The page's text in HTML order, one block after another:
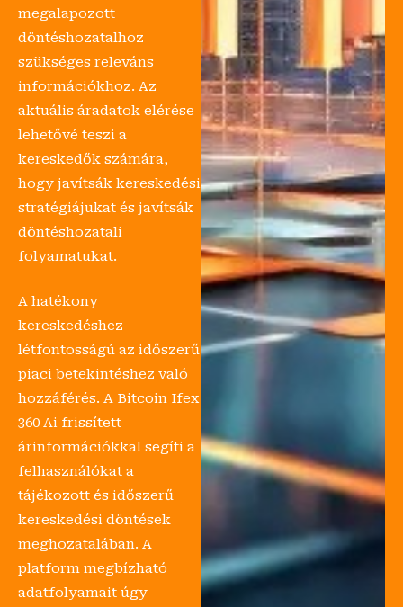
megalapozott
döntéshozatalhoz
szükséges releváns
információkhoz. Az
aktuális áradatok elérése
lehetővé teszi a
kereskedők számára,
hogy javítsák kereskedési
stratégiájukat és javítsák
döntéshozatali
folyamatukat.
A hatékony
kereskedéshez
létfontosságú az időszerű
piaci betekintéshez való
hozzáférés. A Bitcoin Ifex
360 Ai frissített
árinformációkkal segíti a
felhasználókat a
tájékozott és időszerű
kereskedési döntések
meghozatalában. A
platform megbízható
adatfolyamait úgy